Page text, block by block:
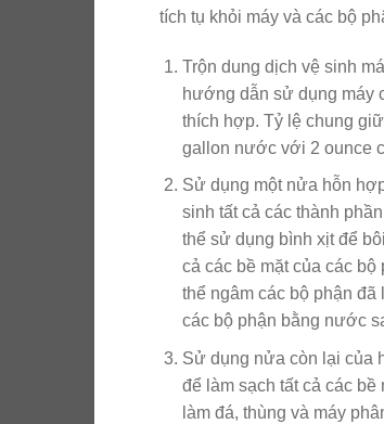
tích tụ khỏi máy và các bộ
Trộn dung dịch vệ sinh
hướng dẫn sử dụng máy
thích hợp. Tỷ lệ chung
gallon nước với 2 ounce
Sử dụng một nửa hỗn
sinh tất cả các thành
thể sử dụng bình xịt để
cả các bề mặt của các
thể ngâm các bộ phận
các bộ phận bằng nước
Sử dụng nửa còn lại của
để làm sạch tất cả các
làm đá, thùng và máy